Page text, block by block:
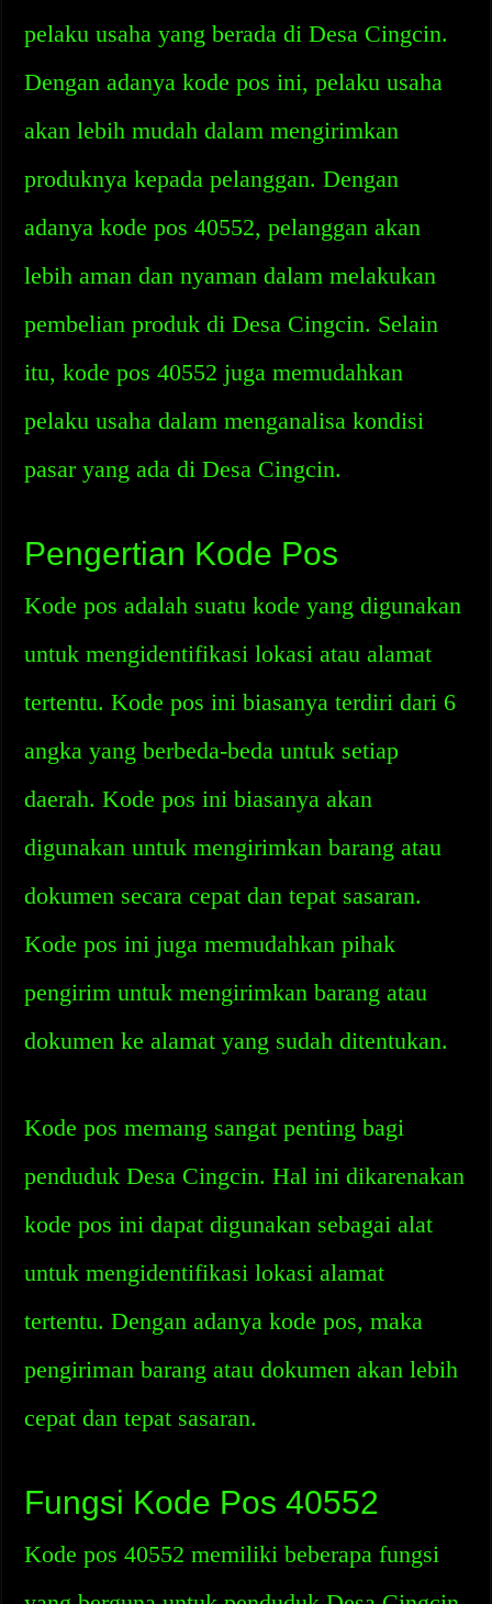
pelaku usaha yang berada di Desa Cingcin.
Dengan adanya kode pos ini, pelaku usaha
akan lebih mudah dalam mengirimkan
produknya kepada pelanggan. Dengan
adanya kode pos 40552, pelanggan akan
lebih aman dan nyaman dalam melakukan
pembelian produk di Desa Cingcin. Selain
itu, kode pos 40552 juga memudahkan
pelaku usaha dalam menganalisa kondisi
pasar yang ada di Desa Cingcin.
Pengertian Kode Pos
Kode pos adalah suatu kode yang digunakan
untuk mengidentifikasi lokasi atau alamat
tertentu. Kode pos ini biasanya terdiri dari 6
angka yang berbeda-beda untuk setiap
daerah. Kode pos ini biasanya akan
digunakan untuk mengirimkan barang atau
dokumen secara cepat dan tepat sasaran.
Kode pos ini juga memudahkan pihak
pengirim untuk mengirimkan barang atau
dokumen ke alamat yang sudah ditentukan.
Kode pos memang sangat penting bagi
penduduk Desa Cingcin. Hal ini dikarenakan
kode pos ini dapat digunakan sebagai alat
untuk mengidentifikasi lokasi alamat
tertentu. Dengan adanya kode pos, maka
pengiriman barang atau dokumen akan lebih
cepat dan tepat sasaran.
Fungsi Kode Pos 40552
Kode pos 40552 memiliki beberapa fungsi